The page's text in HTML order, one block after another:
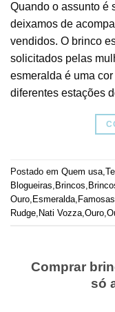
Quando o assunto é
deixamos de
vendidos. O brinco
solicitados pelas
esmeralda é uma
diferentes estações
Postado em Quem usa
Blogueiras Brincos
Ouro Esmeralda Famosas
Rudge Nati Vozza Ouro
Comprar
só